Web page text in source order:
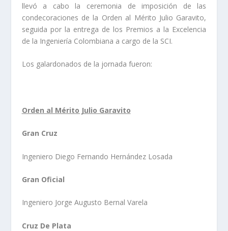
llevó a cabo la ceremonia de imposición de las
condecoraciones de la Orden al Mérito Julio Garavito,
seguida por la entrega de los Premios a la Excelencia
de la Ingeniería Colombiana a cargo de la SCI.
Los galardonados de la jornada fueron:
Orden al Mérito Julio Garavito
Gran Cruz
Ingeniero Diego Fernando Hernández Losada
Gran Oficial
Ingeniero Jorge Augusto Bernal Varela
Cruz De Plata